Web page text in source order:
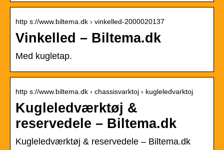
http s://www.biltema.dk › vinkelled-2000020137
Vinkelled – Biltema.dk
Med kugletap.
http s://www.biltema.dk › chassisvarktoj › kugleledvarktoj
Kugleledværktøj &
reservedele – Biltema.dk
Kugleledværktøj & reservedele – Biltema.dk